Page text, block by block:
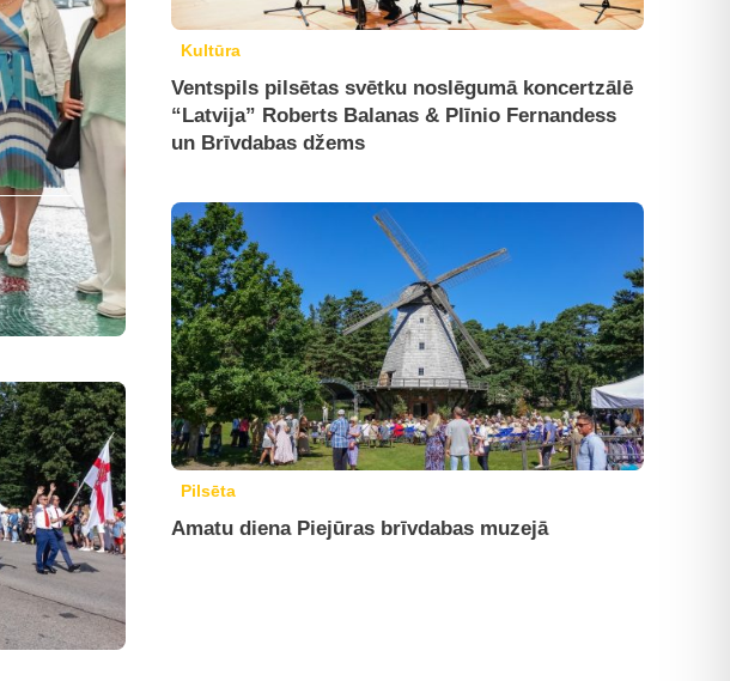
Kultūra
Ventspils pilsētas svētku noslēgumā koncertzālē
“Latvija” Roberts Balanas & Plīnio Fernandess
un Brīvdabas džems
Pilsēta
Amatu diena Piejūras brīvdabas muzejā